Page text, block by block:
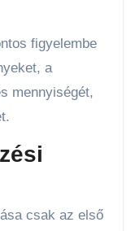
figyelembe
a
mennyiségét,
csak az első